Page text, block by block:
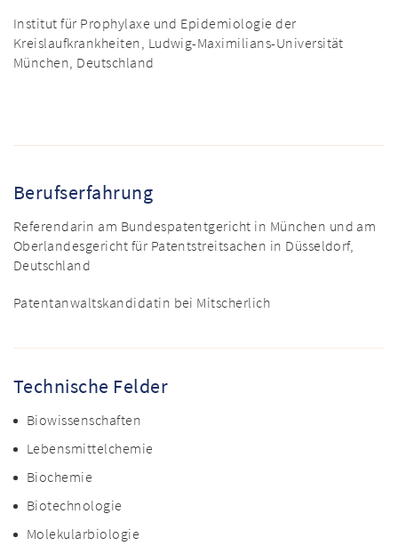
Institut für Prophylaxe und Epidemiologie der
Kreislaufkrankheiten, Ludwig-Maximilians-Universität
München, Deutschland
Berufserfahrung
Referendarin am Bundespatentgericht in München und am
Oberlandesgericht für Patentstreitsachen in Düsseldorf,
Deutschland
Patentanwaltskandidatin bei Mitscherlich
Technische Felder
Biowissenschaften
Lebensmittelchemie
Biochemie
Biotechnologie
Molekularbiologie